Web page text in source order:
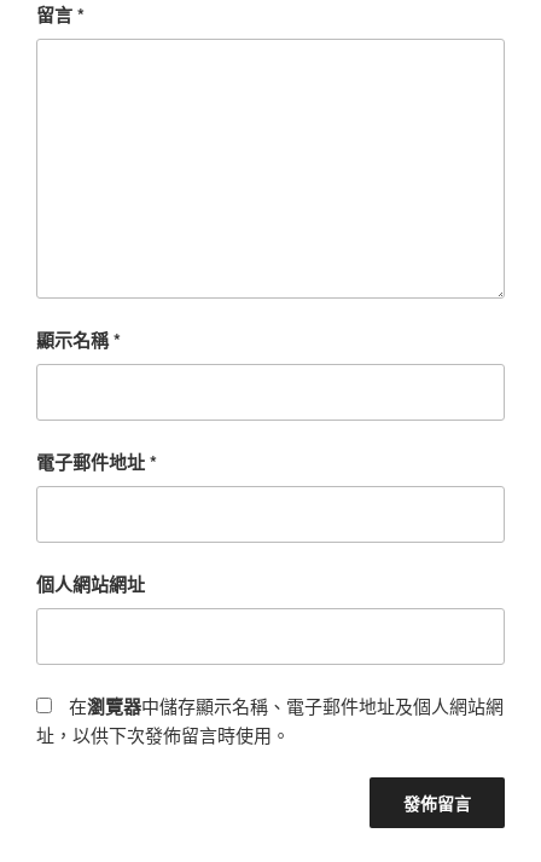
留言*
顯示名稱*
電子郵件地址*
個人網站網址
在瀏覽器中儲存顯示名稱、電子郵件地址及個人網站網
址，以供下次發佈留言時使用。